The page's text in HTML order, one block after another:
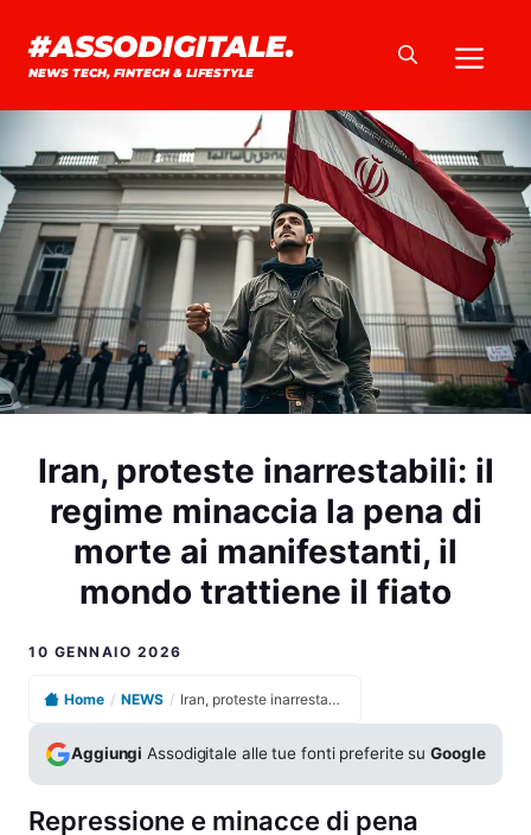
contenuto
#ASSODIGITALE.
NEWS TECH, FINTECH & LIFESTYLE
Iran, proteste inarrestabili: il
regime minaccia la pena di
morte ai manifestanti, il
mondo trattiene il fiato
10 GENNAIO 2026
Home / NEWS / Iran, proteste inarrestabili: il regime minaccia la pena di morte ai manifestanti, il mondo trattiene il fiato
Aggiungi Assodigitale alle tue fonti preferite suGoogle
Repressione e minacce di pena